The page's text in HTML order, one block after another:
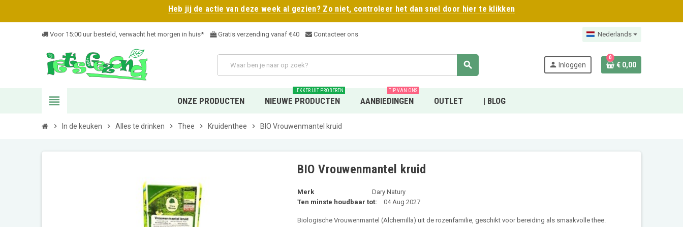
Heb jij de actie van deze week al gezien? Zo niet, controleer het dan snel door hier te klikken
Voor 15:00 uur besteld, verwacht het morgen in huis* Gratis verzending vanaf €40 Contacteer ons Nederlands
search person Inloggen
0
€ 0,00
view_headline ONZE PRODUCTEN NIEUWE PRODUCTEN
LEKKER UIT PROBEREN
AANBIEDINGEN
TIP VAN ONS
OUTLET | BLOG
chevron_right In de keuken chevron_right Alles te drinken chevron_right Thee chevron_right Kruidenthee chevron_right BIO Vrouwenmantel kruid
BIO Vrouwenmantel kruid
Merk
Dary Natury
Ten minste houdbaar tot:
04 Aug 2027
Biologische Vrouwenmantel (Alchemilla) uit de rozenfamilie, geschikt voor bereiding als smaakvolle thee.